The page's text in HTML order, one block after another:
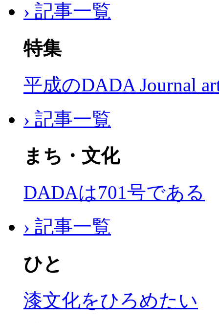
› 記事一覧
特集
平成のDADA Journal
› 記事一覧
まち・文化
DADAは701号である
› 記事一覧
ひと
漆文化をひろめたい